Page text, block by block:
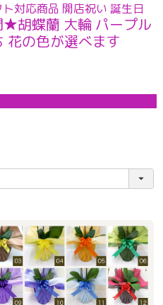
対応商品 開店祝い 誕生日
胡蝶蘭 大輪 パープル
花の色が選べます